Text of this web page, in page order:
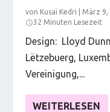
von Kusaï Kedri März 9,
32 Minuten Lesezeit
Design: Lloyd
Lëtzebuerg,
Vereinigung,...
WEITERLESEN